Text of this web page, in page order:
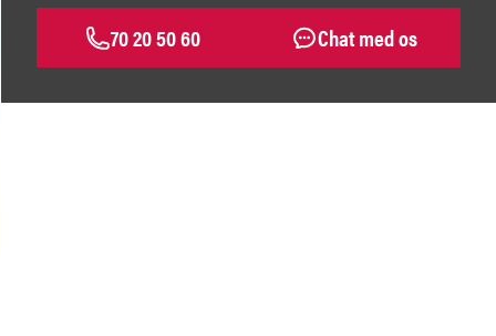
70 20 50 60 Chat med os